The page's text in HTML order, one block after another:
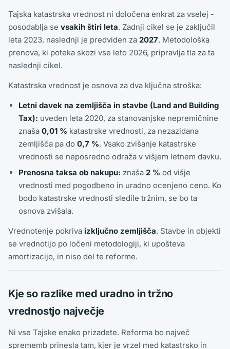
Tajska katastrska vrednost ni določena enkrat za vselej -
posodablja se vsakih štiri leta. Zadnji cikel se je zaključil
leta 2023, naslednji je predviden za 2027. Metodološka
prenova, ki poteka skozi vse leto 2026, pripravlja tla za ta
naslednji cikel.
Katastrska vrednost je osnova za dva ključna stroška:
Letni davek na zemljišča in stavbe (Land and Building
Tax): uveden leta 2020, za stanovanjske nepremičnine
znaša 0,01 % katastrske vrednosti, za nezazidana
zemljišča pa do 0,7 %. Vsako zvišanje katastrske
vrednosti se neposredno odraža v višjem letnem davku.
Prenosna taksa ob nakupu: znaša 2 % od višje
vrednosti med pogodbeno in uradno ocenjeno ceno. Ko
bodo katastrske vrednosti sledile tržnim, se bo ta
osnova zvišala.
Vrednotenje pokriva izključno zemljišča. Stavbe in objekti
se vrednotijo po ločeni metodologiji, ki upošteva
amortizacijo, in niso del te reforme.
Kje so razlike med uradno in tržno
vrednostjo največje
Ni vse Tajske enako prizadete. Reforma bo največ
sprememb prinesla tam, kjer je vrzel med katastrsko in